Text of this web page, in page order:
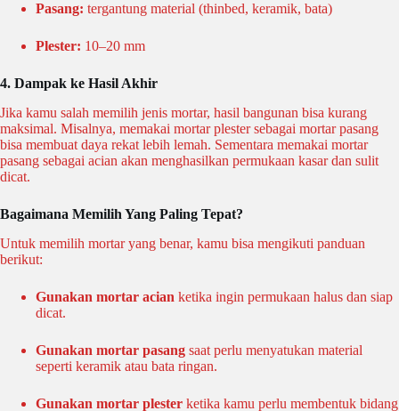
Pasang: tergantung material (thinbed, keramik, bata)
Plester: 10–20 mm
4. Dampak ke Hasil Akhir
Jika kamu salah memilih jenis mortar, hasil bangunan bisa kurang
maksimal. Misalnya, memakai mortar plester sebagai mortar pasang
bisa membuat daya rekat lebih lemah. Sementara memakai mortar
pasang sebagai acian akan menghasilkan permukaan kasar dan sulit
dicat.
Bagaimana Memilih Yang Paling Tepat?
Untuk memilih mortar yang benar, kamu bisa mengikuti panduan
berikut:
Gunakan mortar acian ketika ingin permukaan halus dan siap
dicat.
Gunakan mortar pasang saat perlu menyatukan material
seperti keramik atau bata ringan.
Gunakan mortar plester ketika kamu perlu membentuk bidang